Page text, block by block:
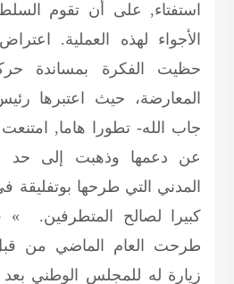
استفتاء, على أن تقوم
الأجواء لهذه العملية.
حظيت الفكرة بمساندة
المعارضة، حيث اعتبرها
جاب الله- تطورا هاما,
عن دعمها وذهبت إلى حد
المدني التي طرحها بوتفليقة في
كبيرا لصالح المتطرفين. »
طرحت العام الماضي من
زيارة له للمجلس الوطني بعد